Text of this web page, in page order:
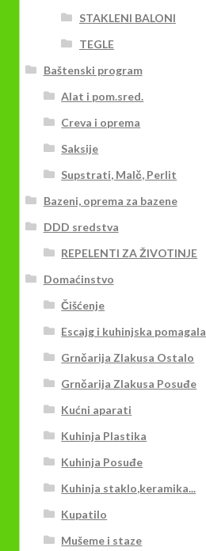
STAKLENI BALONI
TEGLE
Baštenski program
Alat i pom.sred.
Creva i oprema
Saksije
Supstrati, Malč, Perlit
Bazeni, oprema za bazene
DDD sredstva
REPELENTI ZA ŽIVOTINJE
Domaćinstvo
Čišćenje
Escajg i kuhinjska pomagala
Grnčarija Zlakusa Ostalo
Grnčarija Zlakusa Posuđe
Kućni aparati
Kuhinja Plastika
Kuhinja Posuđe
Kuhinja staklo,keramika...
Kupatilo
Mušeme i staze